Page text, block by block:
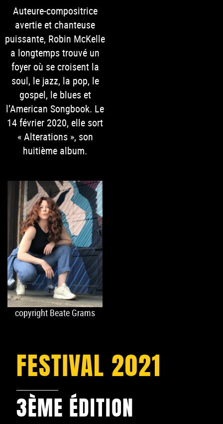
Auteure-compositrice
avertie et chanteuse
puissante, Robin McKelle
a longtemps trouvé un
foyer où se croisent la
soul, le jazz, la pop, le
gospel, le blues et
l’American Songbook. Le
14 février 2020, elle sort
« Alterations », son
huitième album.
copyright Beate Grams
FESTIVAL 2021
3ÈME ÉDITION